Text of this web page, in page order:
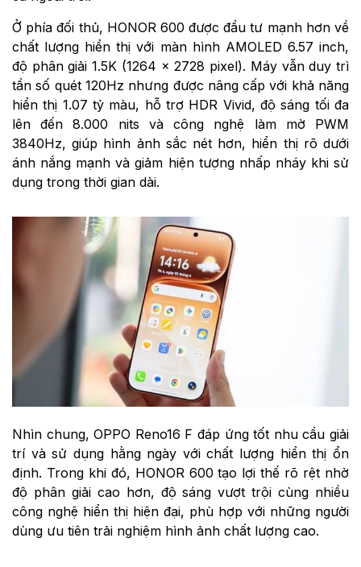
Ở phía đối thủ, HONOR 600 được đầu tư mạnh hơn về
chất lượng hiển thị với màn hình AMOLED 6.57 inch,
độ phân giải 1.5K (1264 × 2728 pixel). Máy vẫn duy trì
tần số quét 120Hz nhưng được nâng cấp với khả năng
hiển thị 1.07 tỷ màu, hỗ trợ HDR Vivid, độ sáng tối đa
lên đến 8.000 nits và công nghệ làm mờ PWM
3840Hz, giúp hình ảnh sắc nét hơn, hiển thị rõ dưới
ánh nắng mạnh và giảm hiện tượng nhấp nháy khi sử
dụng trong thời gian dài.
Nhìn chung, OPPO Reno16 F đáp ứng tốt nhu cầu giải
trí và sử dụng hằng ngày với chất lượng hiển thị ổn
định. Trong khi đó, HONOR 600 tạo lợi thế rõ rệt nhờ
độ phân giải cao hơn, độ sáng vượt trội cùng nhiều
công nghệ hiển thị hiện đại, phù hợp với những người
dùng ưu tiên trải nghiệm hình ảnh chất lượng cao.